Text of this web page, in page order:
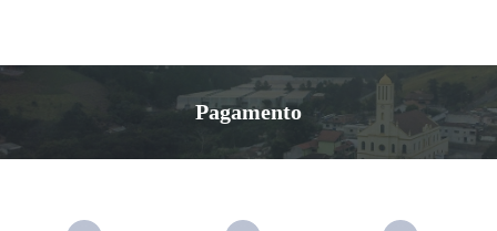
Pagamento